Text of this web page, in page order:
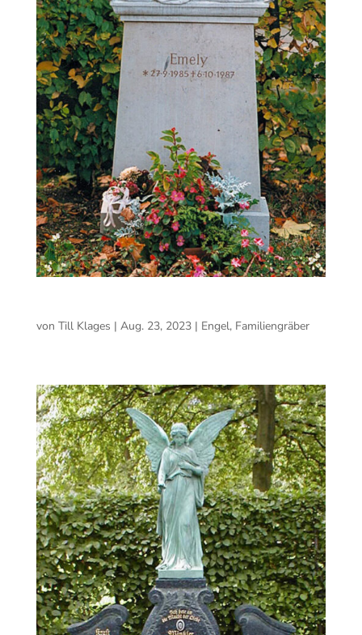
von Till Klages | Aug. 23, 2023| Engel, Familiengräber